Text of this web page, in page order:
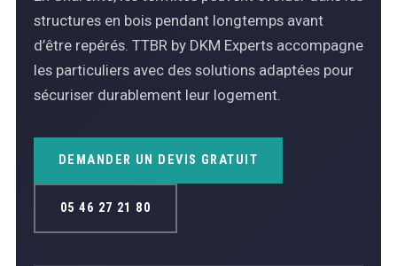
structures en bois pendant longtemps avant
d’être repérés. TTBR by DKM Experts accompagne
les particuliers avec des solutions adaptées pour
sécuriser durablement leur logement.
DEMANDER UN DEVIS GRATUIT
05 46 27 21 80